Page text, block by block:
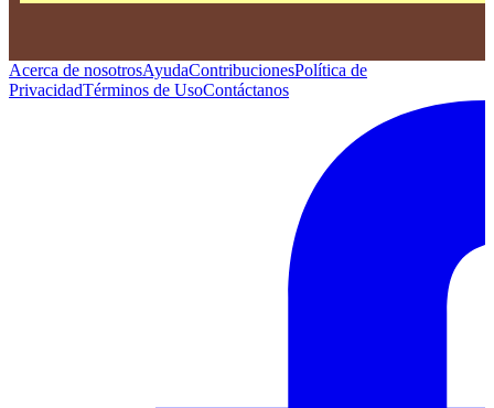
Acerca de nosotrosAyudaContribucionesPolítica de
PrivacidadTérminos de UsoContáctanos